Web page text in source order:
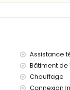
Assistance
Bâtiment de
Chauffage
Connexion